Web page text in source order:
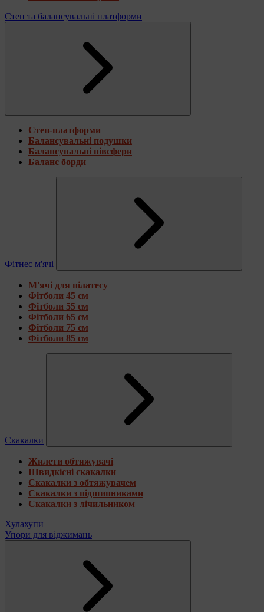
Степ та балансувальні платформи
Степ-платформи
Балансувальні подушки
Балансувальні півсфери
Баланс борди
Фітнес м'ячі
М'ячі для пілатесу
Фітболи 45 см
Фітболи 55 см
Фітболи 65 см
Фітболи 75 см
Фітболи 85 см
Скакалки
Жилети обтяжувачі
Швидкісні скакалки
Скакалки з обтяжувачем
Скакалки з підшипниками
Скакалки з лічильником
Хулахупи
Упори для віджимань